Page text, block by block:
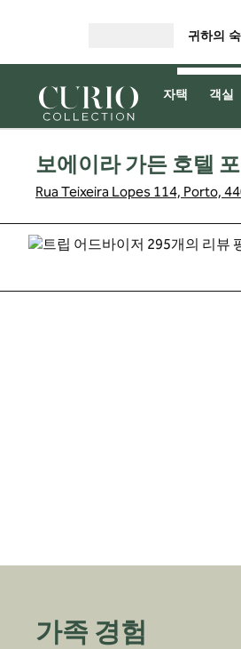
귀하의
자택 객실
보에이라 가든 호텔
Rua Teixeira Lopes 114, Porto,
가족 경험